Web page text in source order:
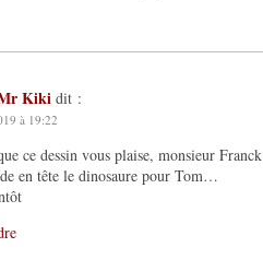
Kiki dit :
à 19:22
ce dessin vous plaise, monsieur
en tête le dinosaure pour Tom…